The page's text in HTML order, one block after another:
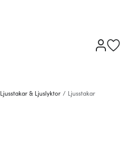
Ljusstakar & Ljuslyktor / Ljusstakar